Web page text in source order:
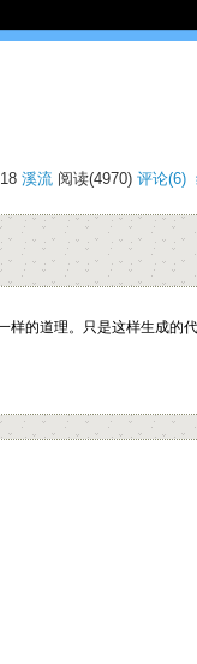
溪流 阅读(4970) 评论(6)
的道理。只是这样生成的